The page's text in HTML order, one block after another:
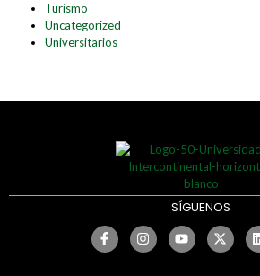
Turismo
Uncategorized
Universitarios
SÍGUENOS